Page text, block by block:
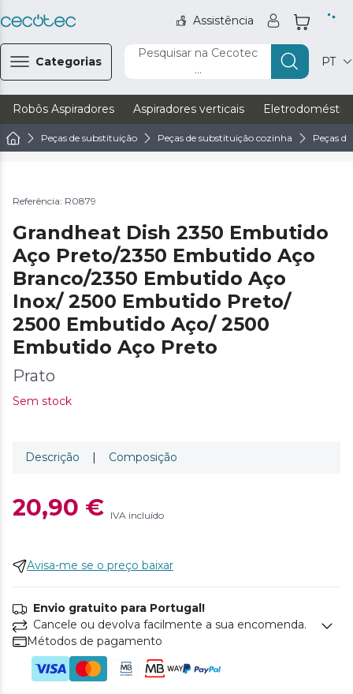
Assistência
Categorias
Pesquisar na Cecotec
...
PT
Robôs Aspiradores Aspiradores verticais
Peças de substituição Peças de substituição cozinha Peças
Referência: R0879
Grandheat Dish 2350 Embutido
Aço Preto/2350 Embutido Aço
Branco/2350 Embutido Aço
Inox/ 2500 Embutido Preto/
2500 Embutido Aço/ 2500
Embutido Aço Preto
Prato
Sem stock
Descrição | Composição
20,90 € IVA incluído
Avisa-me se o preço baixar
Envio gratuito para Portugal!
Cancele ou devolva facilmente a sua encomenda.
Métodos de pagamento